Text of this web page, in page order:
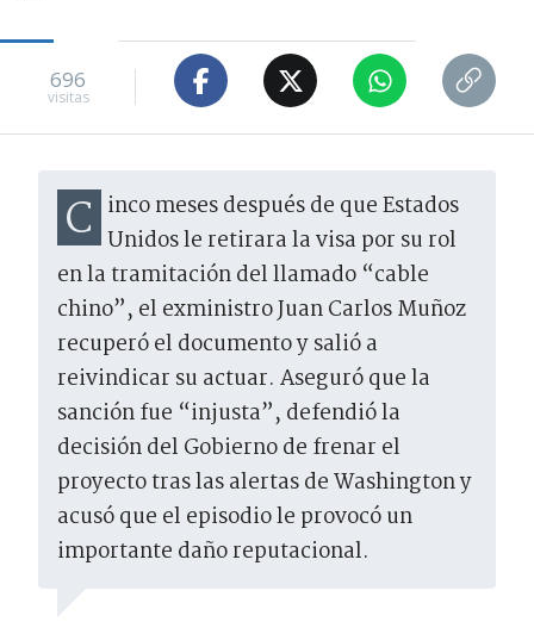
696
visitas
Cinco meses después de que Estados Unidos le retirara la visa por su rol
en la tramitación del llamado “cable
chino”, el exministro Juan Carlos Muñoz
recuperó el documento y salió a
reivindicar su actuar. Aseguró que la
sanción fue “injusta”, defendió la
decisión del Gobierno de frenar el
proyecto tras las alertas de Washington y
acusó que el episodio le provocó un
importante daño reputacional.